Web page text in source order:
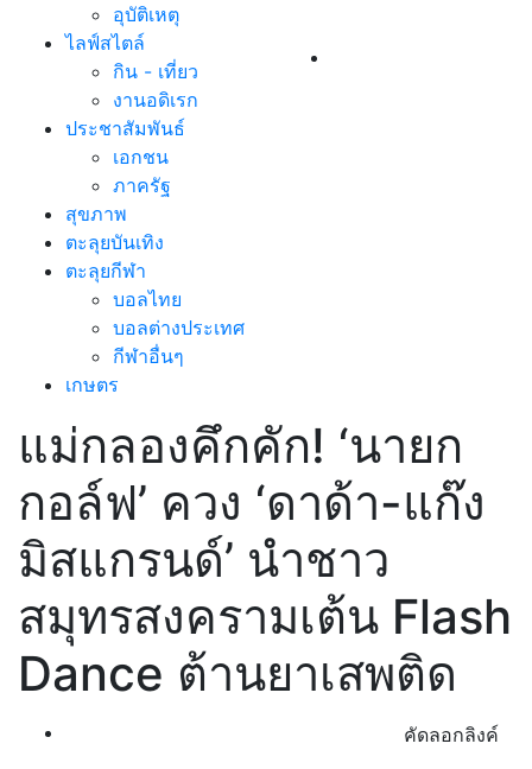
อุบัติเหตุ
ไลฟ์สไตล์
กิน - เที่ยว
งานอดิเรก
ประชาสัมพันธ์
เอกชน
ภาครัฐ
สุขภาพ
ตะลุยบันเทิง
ตะลุยกีฬา
บอลไทย
บอลต่างประเทศ
กีฬาอื่นๆ
เกษตร
แม่กลองคึกคัก! ‘นายก
กอล์ฟ’ ควง ‘ดาด้า-แก๊ง
มิสแกรนด์’ นำชาว
สมุทรสงครามเต้น Flash
Dance ต้านยาเสพติด
คัดลอกลิงค์